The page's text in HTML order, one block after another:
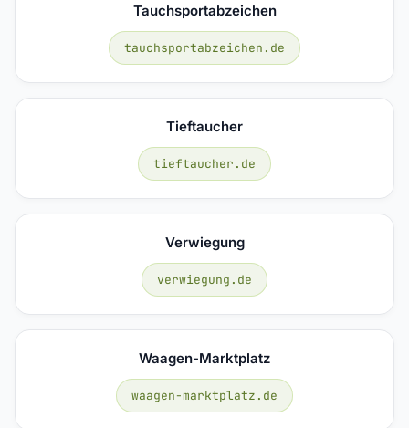
Tauchsportabzeichen
tauchsportabzeichen.de
Tieftaucher
tieftaucher.de
Verwiegung
verwiegung.de
Waagen-Marktplatz
waagen-marktplatz.de